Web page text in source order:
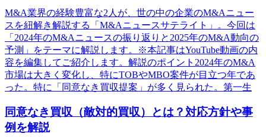
M&A業界の経験豊富な2人が、世の中の企業のM&Aニュー
スを紐解き解説する「M&Aニュースサテライト」。今回は
「2024年のM&Aニュースの振り返りと2025年のM&A動向の
予測」をテーマに解説します。※本記事はYouTube動画の内
容を編集してご紹介します。解説のポイント2024年のM&A
市場は大きく変化し、特にTOBやMBO案件が目立つ年であ
った。特に「同意なき買収提案」が多く見られた。第一生
同意なき買収（敵対的買収）とは？対応方針や事
例を解説